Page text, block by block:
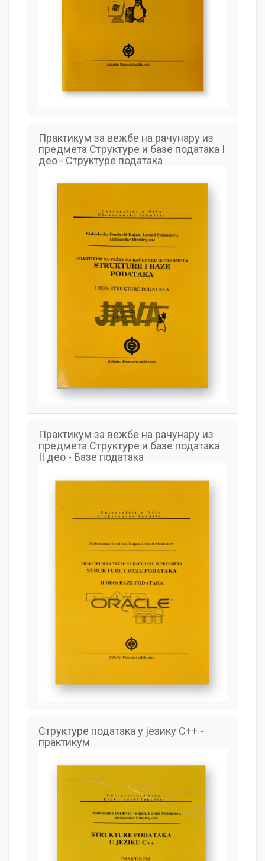
Практикум за вежбе на рачунару из
предмета Структуре и базе података I
део - Структуре података
Практикум за вежбе на рачунару из
предмета Структуре и базе података
II део - Базе података
Структуре података у језику C++ -
практикум